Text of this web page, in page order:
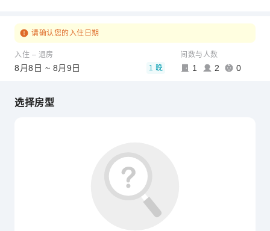
请确认您的入住日期
入住 – 退房
8月8日 ~ 8月9日 1 晚
间数与人数
1 2 0
选择房型